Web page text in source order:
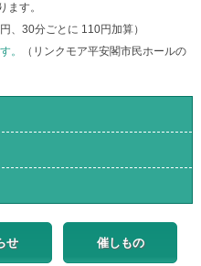
ます。
、30分ごとに 110円加算）
。
（リンクモア平安閣市民ホールの
せ 催しもの